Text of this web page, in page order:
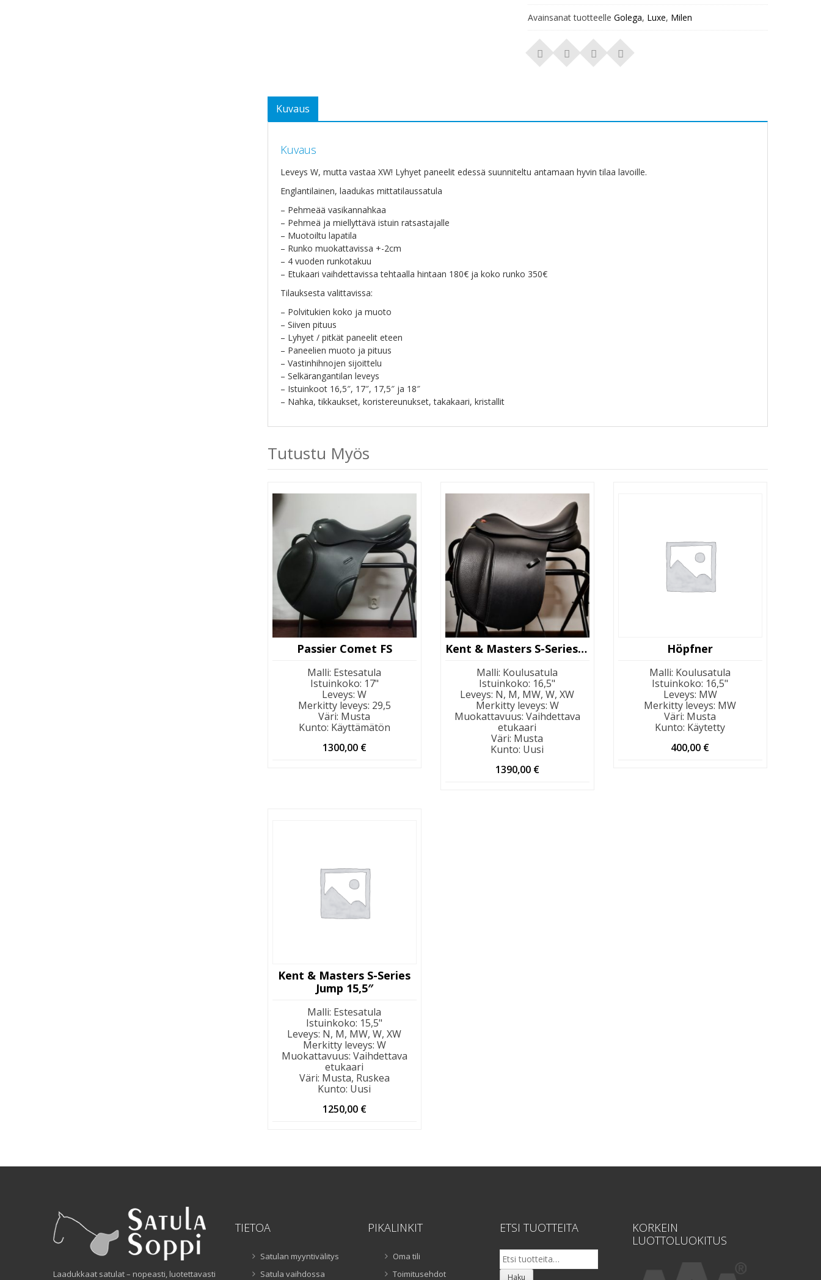
Avainsanat tuotteelle Golega, Luxe, Milen
Kuvaus
Kuvaus
Leveys W, mutta vastaa XW! Lyhyet paneelit edessä suunniteltu antamaan hyvin tilaa lavoille.
Englantilainen, laadukas mittatilaussatula
– Pehmeää vasikannahkaa
– Pehmeä ja miellyttävä istuin ratsastajalle
– Muotoiltu lapatila
– Runko muokattavissa +-2cm
– 4 vuoden runkotakuu
– Etukaari vaihdettavissa tehtaalla hintaan 180€ ja koko runko 350€
Tilauksesta valittavissa:
– Polvitukien koko ja muoto
– Siiven pituus
– Lyhyet / pitkät paneelit eteen
– Paneelien muoto ja pituus
– Vastinhihnojen sijoittelu
– Selkärangantilan leveys
– Istuinkoot 16,5″, 17″, 17,5″ ja 18″
– Nahka, tikkaukset, koristereunukset, takakaari, kristallit
Tutustu Myös
Passier Comet FS
Malli: Estesatula
Istuinkoko: 17"
Leveys:W
Merkitty leveys: 29,5
Väri: Musta
Kunto: Käyttämätön
1300,00 €
Kent & Masters S-Series Moveable Block
Malli: Koulusatula
Istuinkoko: 16,5"
Leveys: N, M, MW, W, XW
Merkitty leveys: W
Muokattavuus: Vaihdettava
etukaari
Väri: Musta
Kunto: Uusi
1390,00 €
Höpfner
Malli: Koulusatula
Istuinkoko: 16,5"
Leveys: MW
Merkitty leveys: MW
Väri: Musta
Kunto: Käytetty
400,00 €
Kent & Masters S-Series
Jump 15,5″
Malli: Estesatula
Istuinkoko: 15,5"
Leveys: N, M, MW, W, XW
Merkitty leveys: W
Muokattavuus: Vaihdettava
etukaari
Väri: Musta, Ruskea
Kunto: Uusi
1250,00 €
Laadukkaat satulat – nopeasti, luotettavasti
TIETOA
Satulan myyntivälitys
Satula vaihdossa
PIKALINKIT
Oma tili
Toimitusehdot
ETSI TUOTTEITA
Etsi:
Haku
KORKEIN
LUOTTOLUOKITUS